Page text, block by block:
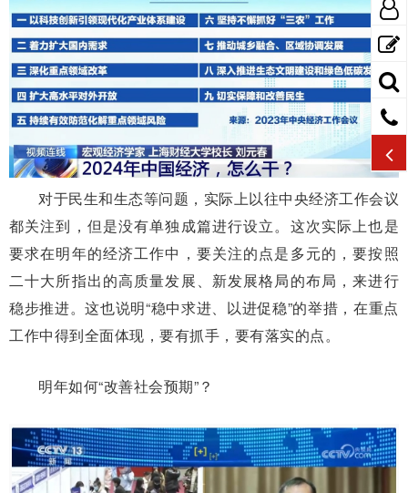
对于民生和生态等问题，实际上以往中央经济工作会议
都关注到，但是没有单独成篇进行设立。这次实际上也是
要求在明年的经济工作中，要关注的点是多元的，要按照
二十大所指出的高质量发展、新发展格局的布局，来进行
稳步推进。这也说明“稳中求进、以进促稳”的举措，在重点
工作中得到全面体现，要有抓手，要有落实的点。
明年如何“改善社会预期”？